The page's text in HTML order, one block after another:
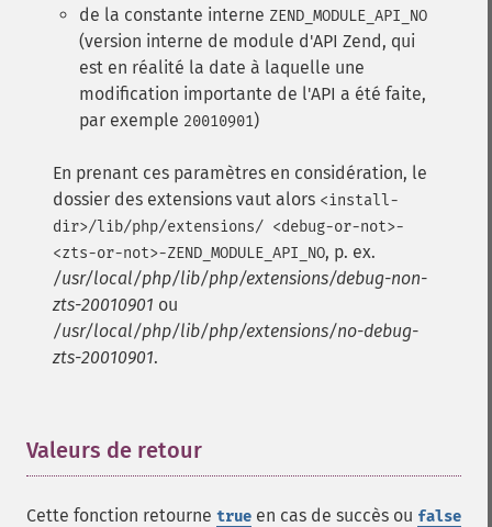
de la constante interne ZEND_MODULE_API_NO
(version interne de module d'API Zend, qui
est en réalité la date à laquelle une
modification importante de l'API a été faite,
par exemple 20010901)
En prenant ces paramètres en considération, le
dossier des extensions vaut alors <install-
dir>/lib/php/extensions/ <debug-or-not>-
<zts-or-not>-ZEND_MODULE_API_NO, p. ex.
/usr/local/php/lib/php/extensions/debug-non-
zts-20010901 ou
/usr/local/php/lib/php/extensions/no-debug-
zts-20010901.
Valeurs de retour
Cette fonction retourne true en cas de succès ou false